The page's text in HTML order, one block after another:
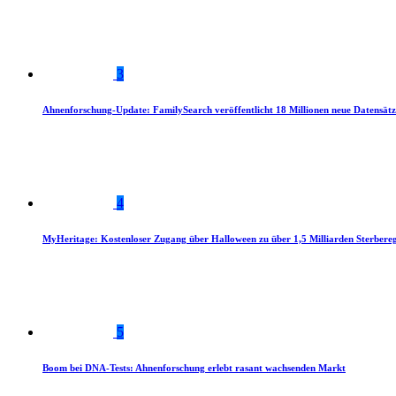
3
Ahnenforschung-Update: FamilySearch veröffentlicht 18 Millionen neue
4
MyHeritage: Kostenloser Zugang über Halloween zu über 1,5 Milliarden
5
Boom bei DNA-Tests: Ahnenforschung erlebt rasant wachsenden Markt